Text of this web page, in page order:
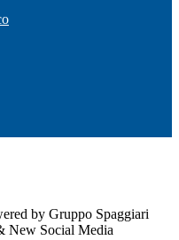
by Gruppo Spaggiari
New Social Media